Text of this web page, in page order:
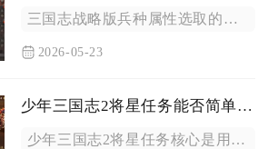
三国志战略版兵种属性选取的核心技巧，是优先匹配武将兵种适性、...
2026-05-23
少年三国志2将星任务能否简单解释一下
少年三国志2将星任务核心是用培养丹点亮武将将星阶位，达成指定...